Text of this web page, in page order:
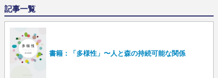
記事一覧
書籍：「多様性」〜人と森の持続可能な関係